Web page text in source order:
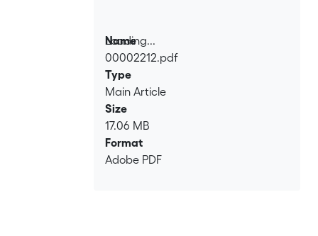
Loading...
Loading...
Name
00002212.pdf
Type
Main Article
Size
17.06 MB
Format
Adobe PDF